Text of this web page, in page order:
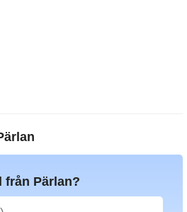
från Pärlan?